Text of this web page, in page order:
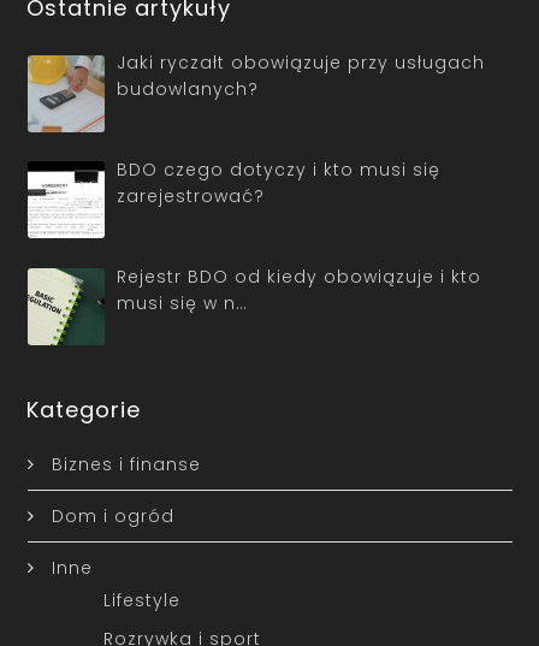
Ostatnie artykuły
Jaki ryczałt obowiązuje przy usługach
budowlanych?
BDO czego dotyczy i kto musi się
zarejestrować?
Rejestr BDO od kiedy obowiązuje i kto
musi się w n…
Kategorie
Biznes i finanse
Dom i ogród
Inne
Lifestyle
Rozrywka i sport